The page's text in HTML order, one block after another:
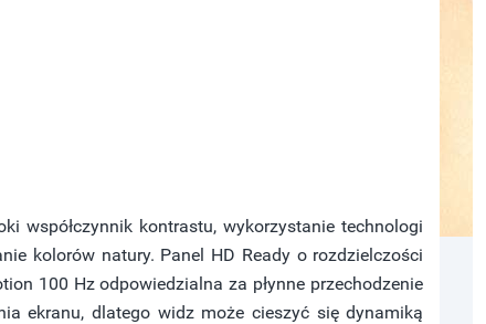
współczynnik kontrastu, wykorzystanie technologi
kolorów natury. Panel HD Ready o rozdzielczości
100 Hz odpowiedzialna za płynne przechodzenie
ekranu, dlatego widz może cieszyć się dynamiką